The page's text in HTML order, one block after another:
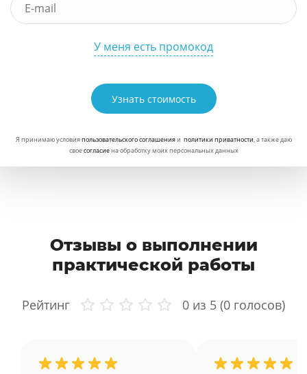
У меня есть промокод
Узнать стоимость
Я принимаю условияпользовательского соглашенияи политики приватности, а также даю
своесогласиена обработку моих персональных данных
Отзывы о выполнении
практической работы
Рейтинг 0 из 5 (0 голосов)